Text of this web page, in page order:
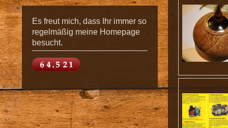
Es freut mich, dass Ihr immer so
regelmäßig meine Homepage
besucht.